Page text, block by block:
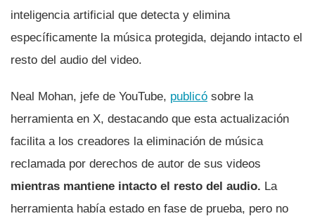
inteligencia artificial que detecta y elimina
específicamente la música protegida, dejando intacto el
resto del audio del video.
Neal Mohan, jefe de YouTube, publicó sobre la
herramienta en X, destacando que esta actualización
facilita a los creadores la eliminación de música
reclamada por derechos de autor de sus videos
mientras mantiene intacto el resto del audio. La
herramienta había estado en fase de prueba, pero no